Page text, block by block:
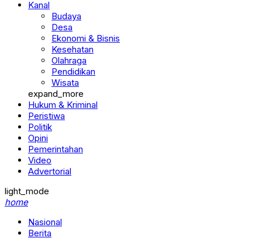
Desa
Ekonomi & Bisnis
Kesehatan
Olahraga
Pendidikan
Wisata
expand_more
Hukum & Kriminal
Peristiwa
Politik
Opini
Pemerintahan
Video
Advertorial
home
Berita